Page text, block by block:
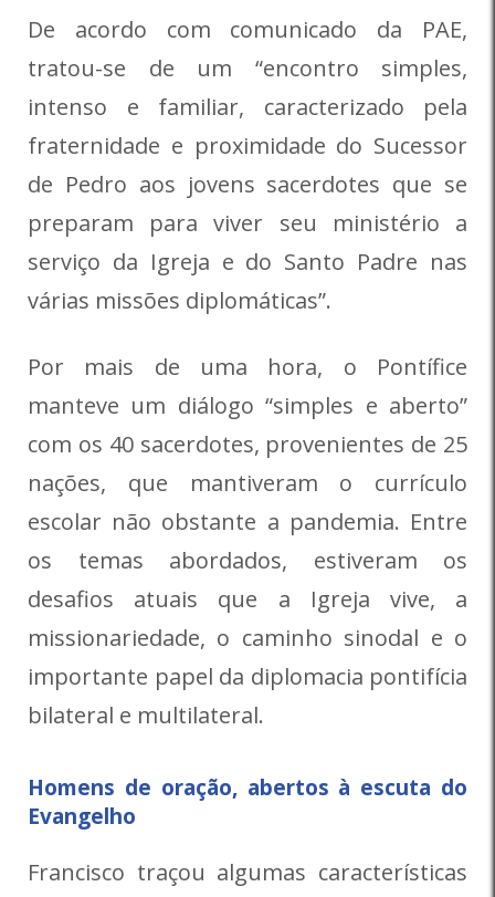
De acordo com comunicado da PAE,
tratou-se de um “encontro simples,
intenso e familiar, caracterizado pela
fraternidade e proximidade do Sucessor
de Pedro aos jovens sacerdotes que se
preparam para viver seu ministério a
serviço da Igreja e do Santo Padre nas
várias missões diplomáticas”.
Por mais de uma hora, o Pontífice
manteve um diálogo “simples e aberto”
com os 40 sacerdotes, provenientes de 25
nações, que mantiveram o currículo
escolar não obstante a pandemia. Entre
os temas abordados, estiveram os
desafios atuais que a Igreja vive, a
missionariedade, o caminho sinodal e o
importante papel da diplomacia pontifícia
bilateral e multilateral.
Homens de oração, abertos à escuta do
Evangelho
Francisco traçou algumas características